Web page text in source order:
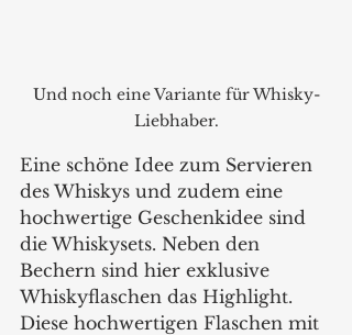
Und noch eine Variante für Whisky-
Liebhaber.
Eine schöne Idee zum Servieren
des Whiskys und zudem eine
hochwertige Geschenkidee sind
die Whiskysets. Neben den
Bechern sind hier exklusive
Whiskyflaschen das Highlight.
Diese hochwertigen Flaschen mit